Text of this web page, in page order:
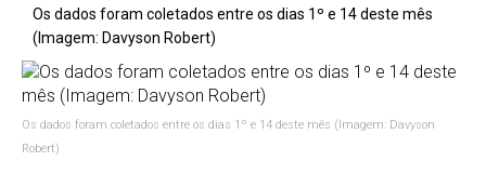
Os dados foram coletados entre os dias 1º e 14 deste mês
(Imagem: Davyson Robert)
Os dados foram coletados entre os dias 1º e 14 deste mês (Imagem: Davyson
Robert)